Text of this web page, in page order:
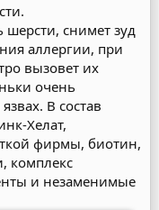
шерсти, снимет зуд
аллергии, при
вызовет их
очень
В состав
Хелат,
фирмы, биотин,
комплекс
и незаменимые